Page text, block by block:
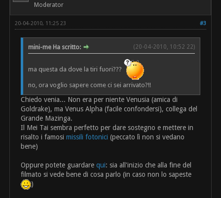
Moderator
#3
20-04-2010, 11:25 23
(20-04-2010, 10:52 22)
mini-me Ha scritto:
ma questa da dove la tiri fuori???
no, ora voglio sapere come ci sei arrivato?!!
Chiedo venia... Non era per niente Venusia (amica di
Goldrake), ma Venus Alpha (facile confondersi), collega del
Grande Mazinga.
Il Mei Tai sembra perfetto per dare sostegno e mettere in
risalto i famosimissili fotonici (peccato lì non si vedano
bene)
Oppure potete guardarequi: sia all'inizio che alla fine del
filmato si vede bene di cosa parlo (in caso non lo sapeste
)